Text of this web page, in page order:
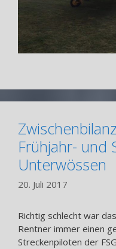
Frühjahr- und
Unterwössen
20. Juli 2017
Richtig schlecht war
Rentner immer einen
Streckenpiloten der